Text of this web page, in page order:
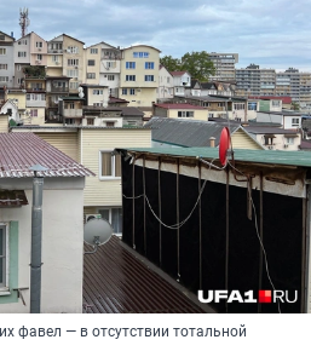
фавел — в отсутствии тотальной